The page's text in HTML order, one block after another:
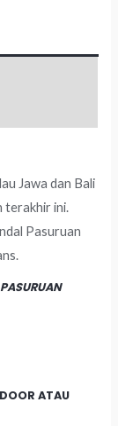
Jawa dan Bali
terakhir ini.
Pasuruan
ATAU